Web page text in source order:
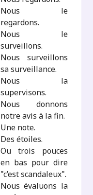
Nous le
regardons.
Nous le
surveillons.
Nous surveillons
sa surveillance.
Nous la
supervisons.
Nous donnons
notre avis à la fin.
Une note.
Des étoiles.
Ou trois pouces
en bas pour dire
"c’est scandaleux".
Nous évaluons la